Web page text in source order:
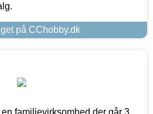
på CChobby.dk
familievirksomhed der går 3